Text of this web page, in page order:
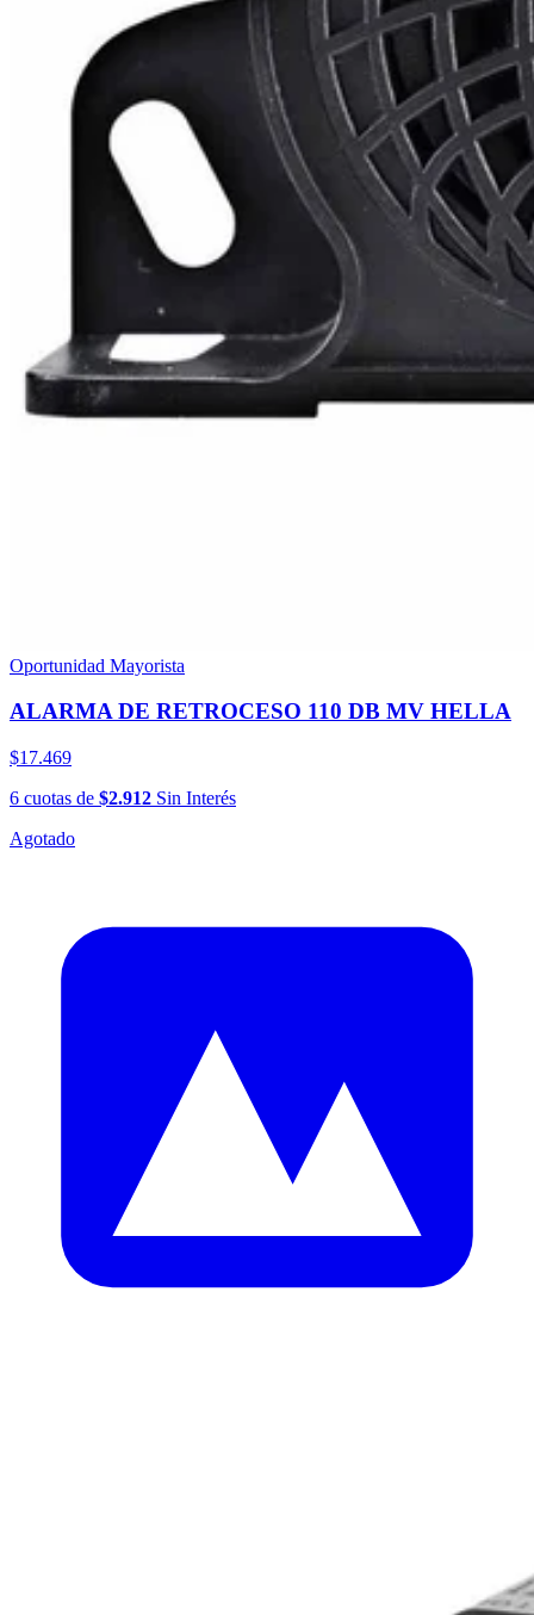
Oportunidad Mayorista
ALARMA DE RETROCESO 110 DB MV HELLA
$17.469
6 cuotas de $2.912 Sin Interés
Agotado